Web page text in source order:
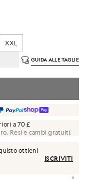
XXL
GUIDA ALLE TAGLIE
a 70 £
Resi e cambi gratuiti.
ottieni
ISCRIVITI